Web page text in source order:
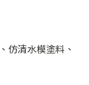
仿清水模塗料、